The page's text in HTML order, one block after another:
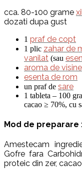
cca. 80-100 grame
dozati dupa gust
1 praf de copt
1 plic zahar de
vanilat (sau
aroma de visine
esenta de rom
un praf de sare
1 tableta – 100
cacao ≥ 70%, cu
Mod de preparare
Amestecam
Gofre fara
proteic din zer,